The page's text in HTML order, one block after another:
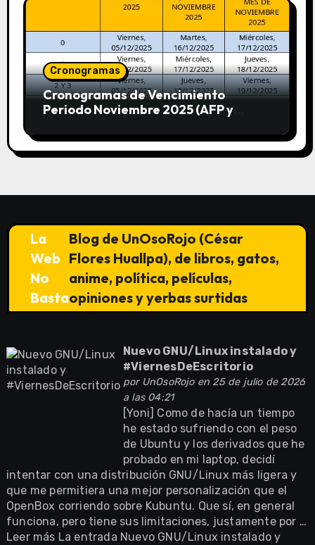
Cronogramas
Cronogramas de Vencimiento
Periodo Noviembre 2025 (AFP y
La
Web
No
Basta
Blog de UnOsoRojo (César
Flores Huallpa), de libros, gatos,
anime, política, películas,
opiniones y yerbas surtidas
Nuevo GNU/Linux instalado y
#ViernesDeEscritorio
por UnOsoRojoen 25 de julio de 2026
a las 04:21
[Yoni] Como de hacía un tiempo
he estado sufriendo con el peso
de Ubuntu y los derivados que he
probado en mi laptop, decidí
intentar con una distribución GNU/Linux más ligera y
que me permitiera una mejor personalización que el
OpenBox corriendo sobre Kubuntu. Que sí, en general
funciona, pero tiene sus limitaciones, justamente por …
Leer más La entrada Nuevo GNU/Linux instalado y